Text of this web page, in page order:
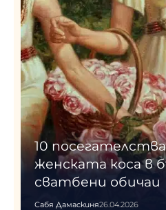
10
женската коса в
сватбени обичаи
Сабя Дамаскиня26.04.2026